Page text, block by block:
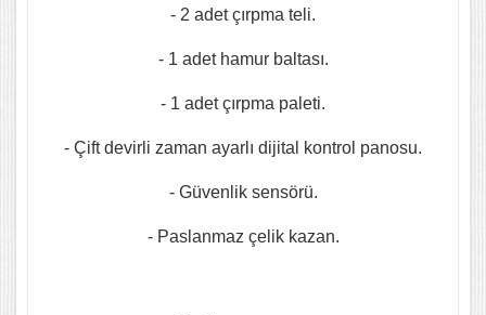
- 2 adet çırpma teli.
- 1 adet hamur baltası.
- 1 adet çırpma paleti.
- Çift devirli zaman ayarlı dijital kontrol panosu.
- Güvenlik sensörü.
- Paslanmaz çelik kazan.